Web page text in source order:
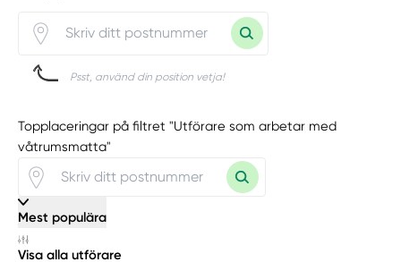
Psst, använd din position vetja!
Topplaceringar på filtret "Utförare som arbetar med
våtrumsmatta"
Mest populära
Visa alla utförare